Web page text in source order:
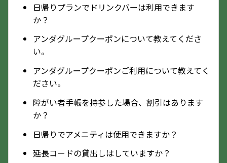
日帰りプランでドリンクバーは利用できます
か？
アンダグループクーポンについて教えてくださ
い。
アンダグループクーポンご利用について教えてく
ださい。
障がい者手帳を持参した場合、割引はあります
か？
日帰りでアメニティは使用できますか？
延長コードの貸出しはしていますか？